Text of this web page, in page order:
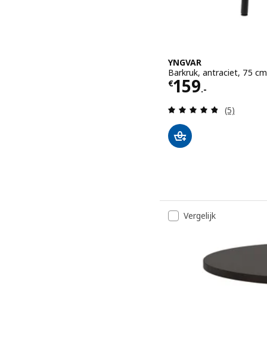
YNGVAR
Barkruk, antraciet, 75 cm
€159.-
Prijs € 159.-
(5)
Vergelijk